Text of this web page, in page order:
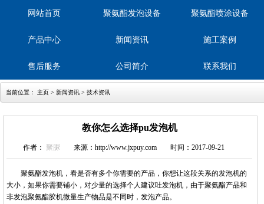
网站首页 聚氨酯发泡设备 聚氨酯喷涂设备
产品中心 新闻资讯 施工案例
售后服务 公司简介 联系我们
当前位置： 主页 > 新闻资讯 > 技术资讯
教你怎么选择pu发泡机
作者： 聚脲 来源：http://www.jxpuy.com 时间：2017-09-21
聚氨酯发泡机，看是否有多个你需要的产品，你想让这段关系的发泡机的
大小，如果你需要铺小，对少量的选择个人建议吐发泡机，由于聚氨酯产品和
非发泡聚氨酯胶机微量生产物品是不同时，发泡产品。